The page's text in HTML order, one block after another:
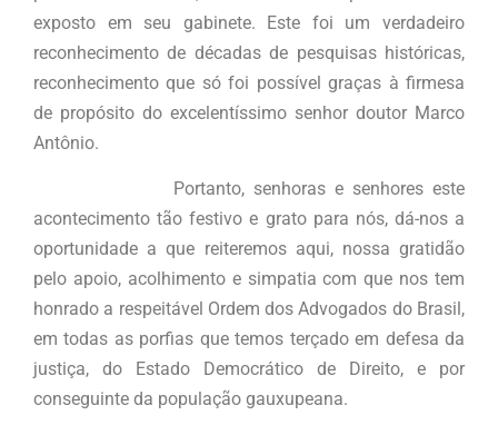
exposto em seu gabinete. Este foi um verdadeiro
reconhecimento de décadas de pesquisas históricas,
reconhecimento que só foi possível graças à firmesa
de propósito do excelentíssimo senhor doutor Marco
Antônio.
Portanto, senhoras e senhores este
acontecimento tão festivo e grato para nós, dá-nos a
oportunidade a que reiteremos aqui, nossa gratidão
pelo apoio, acolhimento e simpatia com que nos tem
honrado a respeitável Ordem dos Advogados do Brasil,
em todas as porfias que temos terçado em defesa da
justiça, do Estado Democrático de Direito, e por
conseguinte da população gauxupeana.